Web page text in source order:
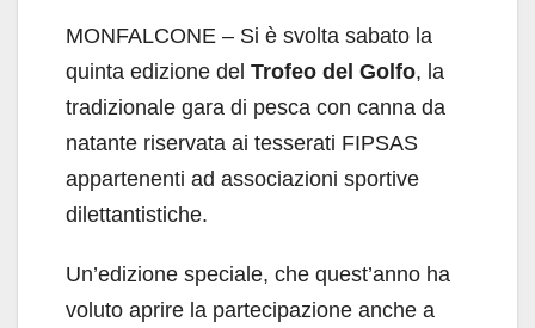
MONFALCONE – Si è svolta sabato la
quinta edizione del Trofeo del Golfo, la
tradizionale gara di pesca con canna da
natante riservata ai tesserati FIPSAS
appartenenti ad associazioni sportive
dilettantistiche.
Un’edizione speciale, che quest’anno ha
voluto aprire la partecipazione anche a